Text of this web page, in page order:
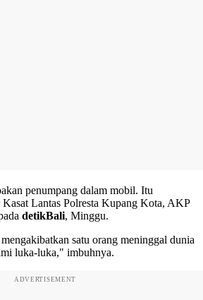
penumpang dalam mobil. Itu
Lantas Polresta Kupang Kota, AKP
detikBali, Minggu.
satu orang meninggal dunia
luka-luka," imbuhnya.
ADVERTISEMENT